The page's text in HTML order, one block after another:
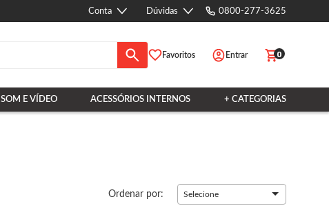
Conta Dúvidas 0800-277-3625
Favoritos Entrar 0
SOM E VÍDEO ACESSÓRIOS INTERNOS + CATEGORIAS
Ordenar por: Selecione